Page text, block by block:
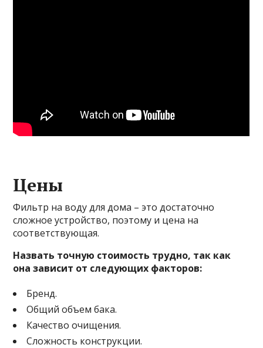
Цены
Фильтр на воду для дома – это достаточно
сложное устройство, поэтому и цена на
соответствующая.
Назвать точную стоимость трудно, так как
она зависит от следующих факторов:
Бренд.
Общий объем бака.
Качество очищения.
Сложность конструкции.